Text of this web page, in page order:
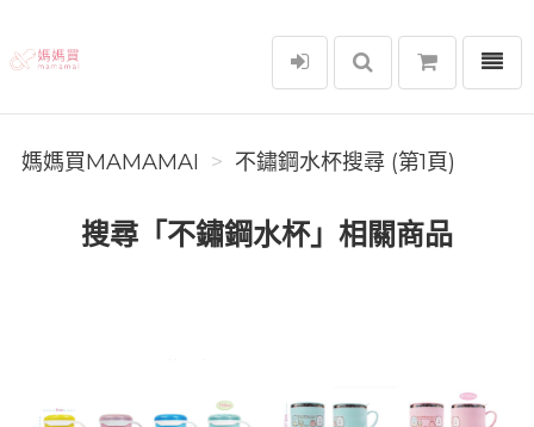
媽媽買MAMAMAI
選單
媽媽買MAMAMAI 不鏽鋼水杯搜尋 (第1頁)
搜尋「不鏽鋼水杯」相關商品